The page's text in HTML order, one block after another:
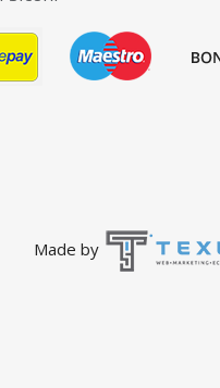
Made by